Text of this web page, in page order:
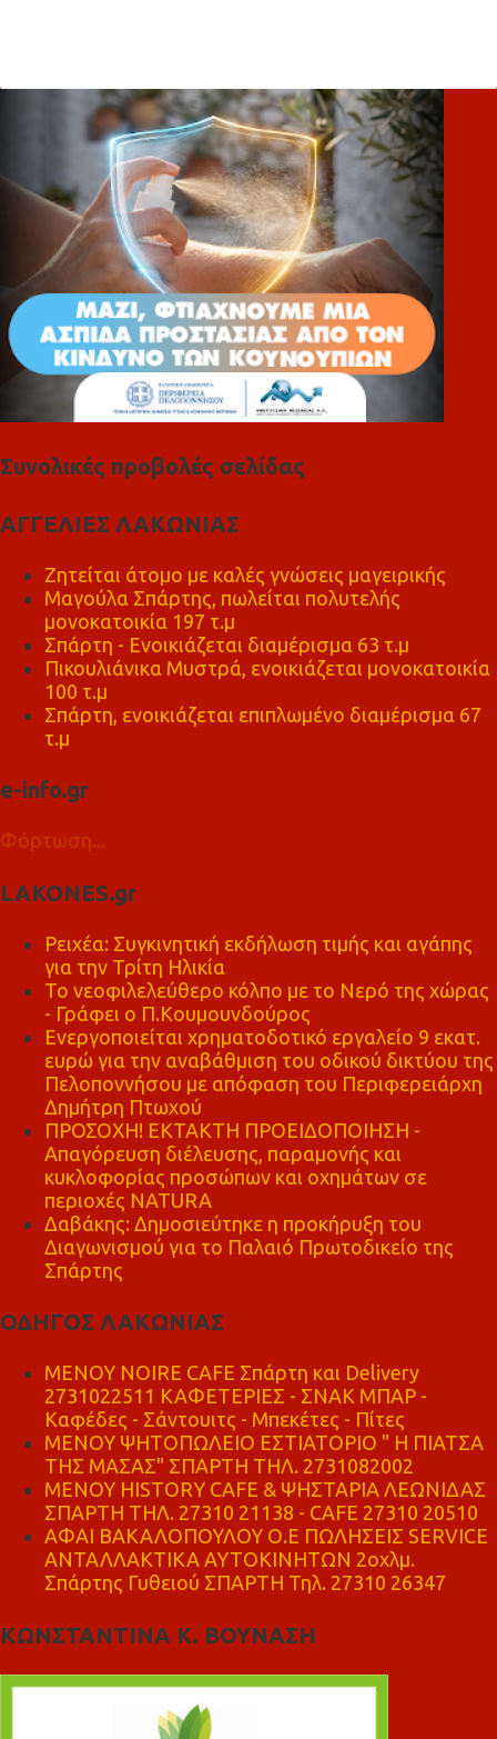
λ
Συνολικές προβολές σελίδας
ΑΓΓΕΛΙΕΣ ΛΑΚΩΝΙΑΣ
Ζητείται άτομο με καλές γνώσεις μαγειρικής
Μαγούλα Σπάρτης, πωλείται πολυτελής
μονοκατοικία 197 τ.μ
Σπάρτη - Ενοικιάζεται διαμέρισμα 63 τ.μ
Πικουλιάνικα Μυστρά, ενοικιάζεται μονοκατοικία
100 τ.μ
Σπάρτη, ενοικιάζεται επιπλωμένο διαμέρισμα 67
τ.μ
e-info.gr
Φόρτωση...
LAKONES.gr
Ρειχέα: Συγκινητική εκδήλωση τιμής και αγάπης
για την Τρίτη Ηλικία
Το νεοφιλελεύθερο κόλπο με το Νερό της χώρας
- Γράφει ο Π.Κουμουνδούρος
Ενεργοποιείται χρηματοδοτικό εργαλείο 9 εκατ.
ευρώ για την αναβάθμιση του οδικού δικτύου της
Πελοποννήσου με απόφαση του Περιφερειάρχη
Δημήτρη Πτωχού
ΠΡΟΣΟΧΗ! ΕΚΤΑΚΤΗ ΠΡΟΕΙΔΟΠΟΙΗΣΗ -
Απαγόρευση διέλευσης, παραμονής και
κυκλοφορίας προσώπων και οχημάτων σε
περιοχές NATURA
Δαβάκης: Δημοσιεύτηκε η προκήρυξη του
Διαγωνισμού για το Παλαιό Πρωτοδικείο της
Σπάρτης
ΟΔΗΓΟΣ ΛΑΚΩΝΙΑΣ
MENOY NOIRE CAFE Σπάρτη και Delivery
2731022511 ΚΑΦΕΤΕΡΙΕΣ - ΣΝΑΚ ΜΠΑΡ -
Καφέδες - Σάντουιτς - Μπεκέτες - Πίτες
ΜΕΝΟΥ ΨΗΤΟΠΩΛΕΙΟ ΕΣΤΙΑΤΟΡΙΟ " Η ΠΙΑΤΣΑ
ΤΗΣ ΜΑΣΑΣ" ΣΠΑΡΤΗ ΤΗΛ. 2731082002
ΜΕΝΟΥ HISTORY CAFE & ΨΗΣΤΑΡΙΑ ΛΕΩΝΙΔΑΣ
ΣΠΑΡΤΗ ΤΗΛ. 27310 21138 - CAFE 27310 20510
ΑΦΑΙ ΒΑΚΑΛΟΠΟΥΛΟΥ Ο.Ε ΠΩΛΗΣΕΙΣ SERVICE
ΑΝΤΑΛΛΑΚΤΙΚΑ ΑΥΤΟΚΙΝΗΤΩΝ 2οχλμ.
Σπάρτης Γυθειού ΣΠΑΡΤΗ Τηλ. 27310 26347
ΚΩΝΣΤΑΝΤΙΝΑ Κ. ΒΟΥΝΑΣΗ